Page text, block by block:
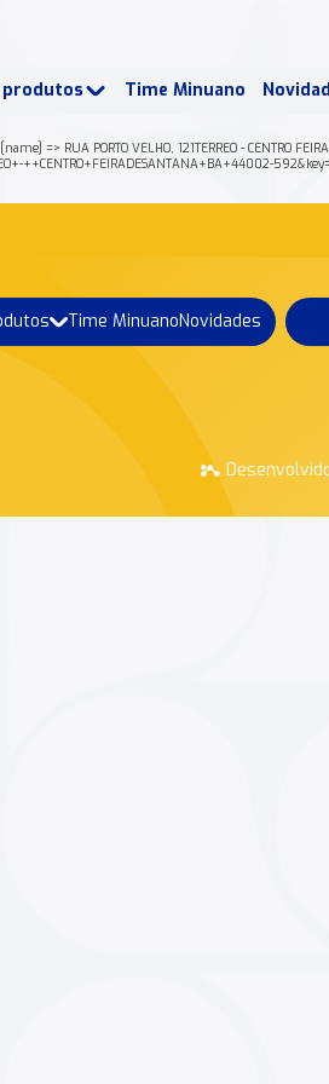
produtos Time Minuano
=> RUA PORTO VELHO, 121TERREO -
++CENTRO+FEIRADESANTANA+BA+44002-
Time MinuanoNovidades